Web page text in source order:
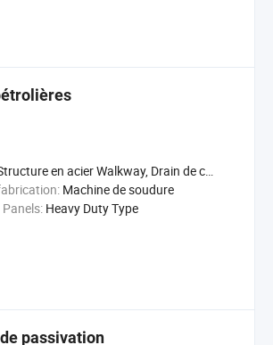
en acier Walkway, Drain de couverture
Machine de soudure
Heavy Duty Type
passivation